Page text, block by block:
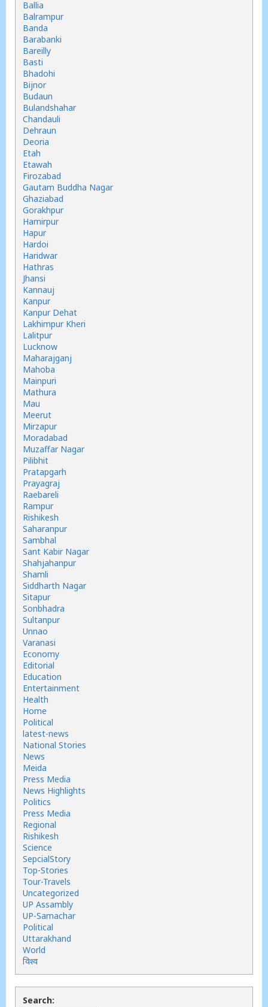
Ballia
Balrampur
Banda
Barabanki
Bareilly
Basti
Bhadohi
Bijnor
Budaun
Bulandshahar
Chandauli
Dehraun
Deoria
Etah
Etawah
Firozabad
Gautam Buddha Nagar
Ghaziabad
Gorakhpur
Hamirpur
Hapur
Hardoi
Haridwar
Hathras
Jhansi
Kannauj
Kanpur
Kanpur Dehat
Lakhimpur Kheri
Lalitpur
Lucknow
Maharajganj
Mahoba
Mainpuri
Mathura
Mau
Meerut
Mirzapur
Moradabad
Muzaffar Nagar
Pilibhit
Pratapgarh
Prayagraj
Raebareli
Rampur
Rishikesh
Saharanpur
Sambhal
Sant Kabir Nagar
Shahjahanpur
Shamli
Siddharth Nagar
Sitapur
Sonbhadra
Sultanpur
Unnao
Varanasi
Economy
Editorial
Education
Entertainment
Health
Home
Political
latest-news
National Stories
News
Meida
Press Media
News Highlights
Politics
Press Media
Regional
Rishikesh
Science
SepcialStory
Top-Stories
Tour-Travels
Uncategorized
UP Assambly
UP-Samachar
Political
Uttarakhand
World
विश्व
Search: